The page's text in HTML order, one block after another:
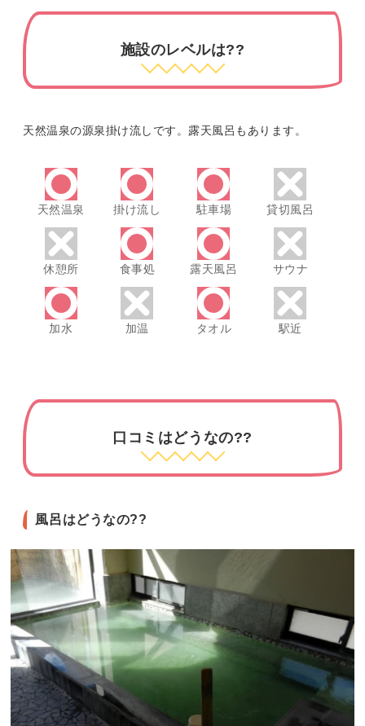
施設のレベルは??
天然温泉の源泉掛け流しです。露天風呂もあります。
天然温泉 掛け流し 駐車場 貸切風呂
休憩所 食事処 露天風呂 サウナ
加水 加温 タオル 駅近
口コミはどうなの??
風呂はどうなの??